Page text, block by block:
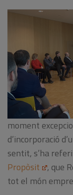
moment
d’incorporació
sentit, s’ha
Propòsit
, que
tot el món